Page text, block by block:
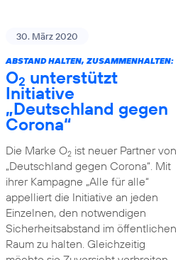
30. März 2020
ABSTAND HALTEN, ZUSAMMENHALTEN:
O2 unterstützt
Initiative
„Deutschland gegen
Corona“
Die Marke O2ist neuer Partner von
„Deutschland gegen Corona“. Mit
ihrer Kampagne „Alle für alle“
appelliert die Initiative an jeden
Einzelnen, den notwendigen
Sicherheitsabstand im öffentlichen
Raum zu halten. Gleichzeitig